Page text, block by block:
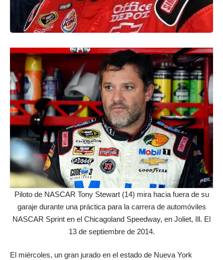
Piloto de NASCAR Tony Stewart (14) mira hacia fuera de su
garaje durante una práctica para la carrera de automóviles
NASCAR Sprint en el Chicagoland Speedway, en Joliet, Ill. El
13 de septiembre de 2014.
El miércoles, un gran jurado en el estado de Nueva York